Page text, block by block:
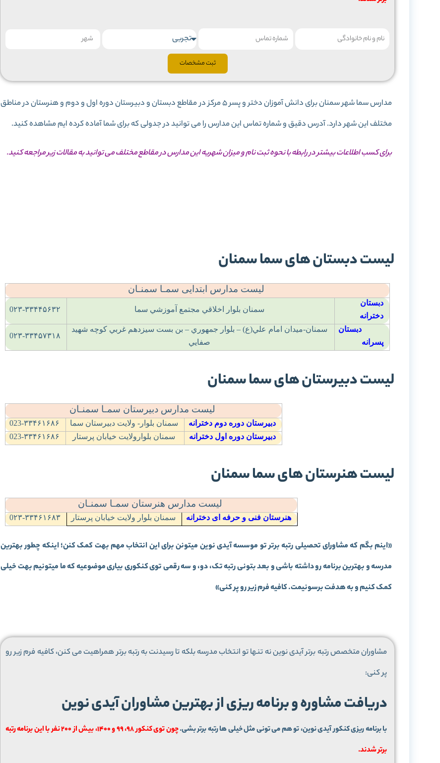
ثبت مشخصات
مدارس سما شهر سمنان برای دانش آموزان دختر و پسر 5 مرکز در مقاطع دبستان و دبیرستان دوره اول و دوم و هنرستان در مناطق
مختلف این شهر دارد. آدرس دقیق و شماره تماس این مدارس را می توانید در جدولی که برای شما آماده کرده ایم مشاهده کنید.
برای کسب اطلاعات بیشتر در رابطه با نحوه ثبت نام و میزان شهریه این مدارس در مقاطع مختلف می توانید به مقالات زیر مراجعه کنید.
لیست دبستان های سما سمنان
لیست مدارس ابتدایی سمـا سمنـان
دبستان
دخترانه
سمنان بلوار اخلاقي مجتمع آموزشي سما 0۲۳-۳۳۴۴۵۶۳۲
دبستان
پسرانه
سمنان-ميدان امام علي(ع) – بلوار جمهوري – بن بست سيزدهم غربي کوچه شهيد
صفايي
0۲۳-۳۳۴۵۷۳۱۸
لیست دبیرستان های سما سمنان
لیست مدارس دبیرستان سمـا سمنـان
دبیرستان دوره دوم دخترانه سمنان بلوار- ولايت دبيرستان سما
023-۳۳۴۶۱۶۸۶
دبیرستان دوره اول دخترانه
سمنان بلوارولايت خيابان پرستار 023-۳۳۴۶۱۶۸۶
لیست هنرستان های سما سمنان
لیست مدارس هنرستان سمـا سمنـان
هنرستان فنی و حرفه ای دخترانه سمنان بلوار ولايت خيابان پرستار 0۲۳-۳۳۴۶۱۶۸۳
«اینم بگم که مشاورای تحصیلی رتبه برتر تو موسسه آیدی نوین میتونن برای این انتخاب مهم بهت کمک کنن؛ اینکه چطور بهترین
مدرسه و بهترین برنامه رو داشته باشی و بعد بتونی رتبه تک، دو، و سه رقمی توی کنکوری بیاری موضوعیه که ما میتونیم بهت خیلی
کمک کنیم و به هدفت برسونیمت. کافیه فرم زیر رو پر کنی»
مشاوران متخصص رتبه برتر آیدی نوین نه تنها تو انتخاب مدرسه بلکه تا رسیدنت به رتبه برتر همراهیت می کنن، کافیه فرم زیر رو
پر کنی:
دریافت مشاوره و برنامه ریزی از بهترین مشاوران آیدی نوین
با برنامه ریزی کنکور آیدی نوین، تو هم می تونی مثل خیلی ها رتبه برتر بشی.
چون توی کنکور 98، 99 و 1400، بیش از 200 نفر با این برنامه رتبه
برتر شدند.